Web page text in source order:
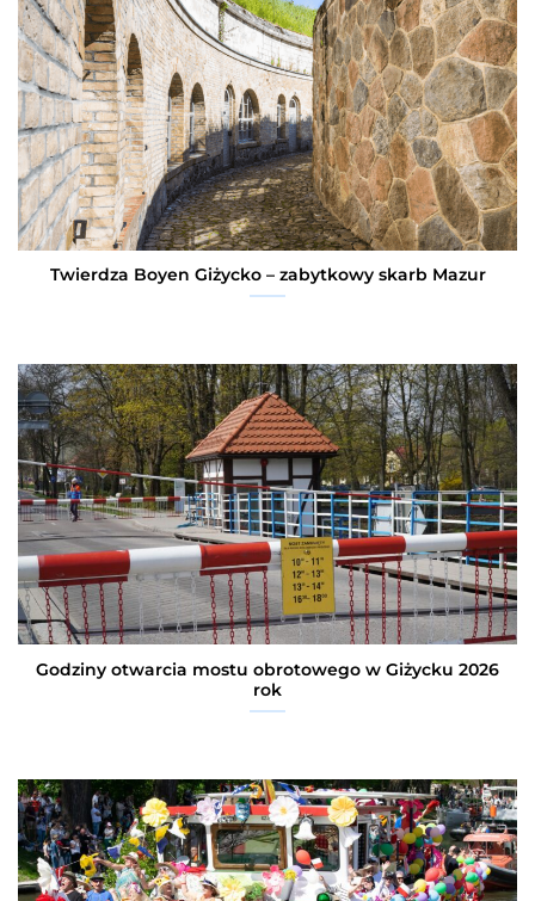
Twierdza Boyen Giżycko – zabytkowy skarb Mazur
Godziny otwarcia mostu obrotowego w Giżycku 2026
rok